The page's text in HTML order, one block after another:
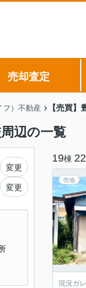
売却査定
フ）不動産 【売買
周辺の一覧
19棟 22
売地
現況ガ
変更
変更